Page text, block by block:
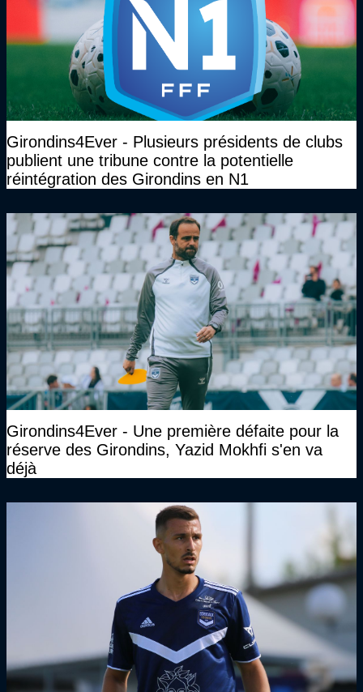
Girondins4Ever - Plusieurs présidents de clubs
publient une tribune contre la potentielle
réintégration des Girondins en N1
Girondins4Ever - Une première défaite pour la
réserve des Girondins, Yazid Mokhfi s'en va
déjà